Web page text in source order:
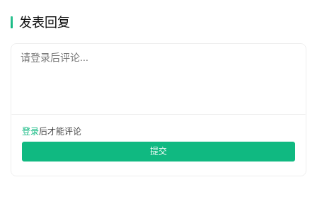
工
导
联
系
发表回复
请登录后评论...
登录后才能评论
提交